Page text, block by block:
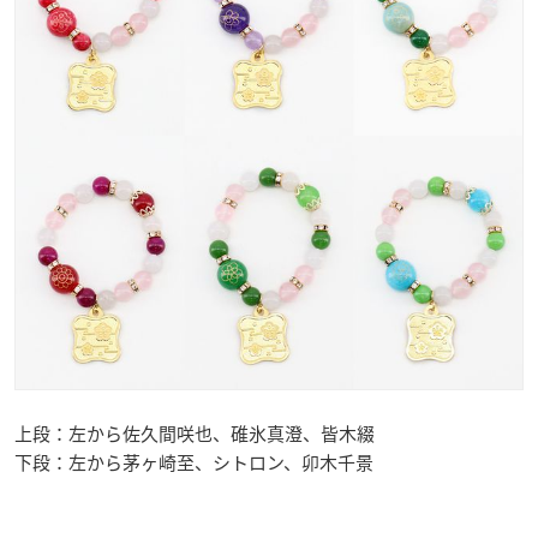
上段：左から佐久間咲也、碓氷真澄、皆木綴
下段：左から茅ヶ崎至、シトロン、 卯木千景